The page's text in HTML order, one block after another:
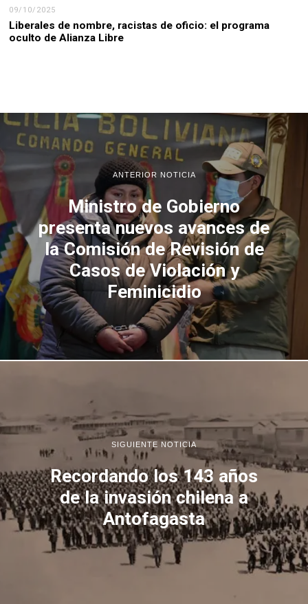
09/10/2025
Liberales de nombre, racistas de oficio: el programa
oculto de Alianza Libre
ANTERIOR NOTICIA
Ministro de Gobierno
presenta nuevos avances de
la Comisión de Revisión de
Casos de Violación y
Feminicidio
SIGUIENTE NOTICIA
Recordando los 143 años
de la invasión chilena a
Antofagasta